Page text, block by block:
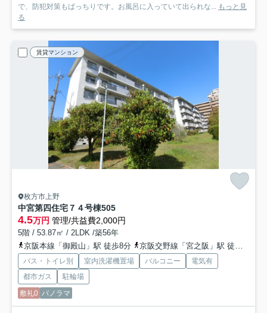
で、防犯対策もばっちりです。お風呂に入っていて出られな... もっと見
る
賃貸マンション
枚方市上野
中宮第四住宅７４号棟505
4.5万円 管理/共益費2,000円
5階 / 53.87㎡ / 2LDK /築56年
京阪本線「御殿山」駅 徒歩8分
京阪交野線「宮之阪」駅 徒歩25分
バス・トイレ別 室内洗濯機置場 バルコニー
電気有
都市ガス
駐輪場
敷礼0 パノラマ